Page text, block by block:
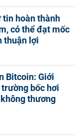
tin hoàn thành
có thể đạt mốc
thuận lợi
Bitcoin: Giới
bốc hơi
thương